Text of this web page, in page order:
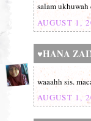
salam ukhuwah
AUGUST 1,
♥HANA
waaahh sis.
AUGUST 1,